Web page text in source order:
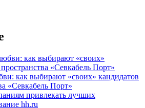
как выбирают «своих» кандидатов
«Севкабель Порт»